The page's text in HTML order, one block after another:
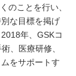
のことを行い、
な目標を掲げ
年、GSKコ
、医療研修、
をサポートす